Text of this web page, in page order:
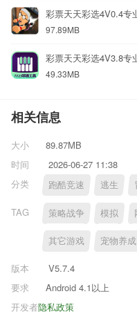
彩票天天彩选4V0.4专
97.89MB
彩票天天彩选4V3.8专
49.33MB
相关信息
大小
89.87MB
时间
2026-06-27 11:38
分类
跑酷竞速 逃生
TAG 策略战争 模拟
其它游戏 宠物养成
版本
V5.7.4
要求
Android 4.1以上
隐私政策
开发者